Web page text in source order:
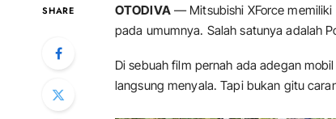
SHARE OTODIVA— Mitsubishi XForce memiliki
pada umumnya. Salah satunya adalah
Di sebuah film pernah ada adegan
langsung menyala. Tapi bukan gitu